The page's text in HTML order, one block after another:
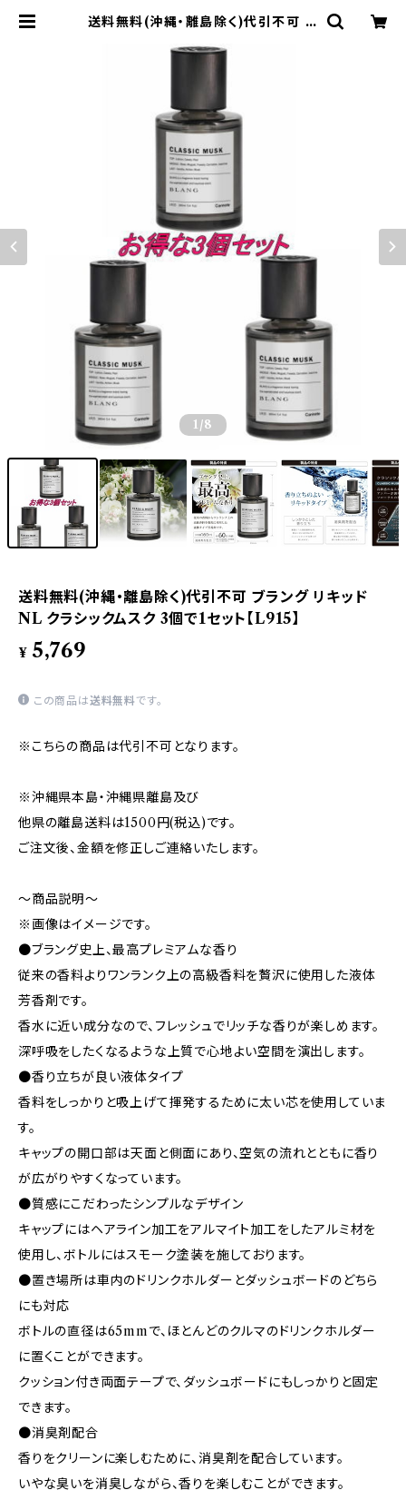
送料無料(沖縄・離島除く)代引不可 ブ
3個で1セット【L915】 | 東栄産業株式
1 /8
送料無料(沖縄・離島除く)代引不可 ブラング リキッド
NL クラシックムスク 3個で1セット【L915】
¥ 5,769
この商品は送料無料です。
※こちらの商品は代引不可となります。
※沖縄県本島・沖縄県離島及び
他県の離島送料は1500円(税込)です。
ご注文後、金額を修正しご連絡いたします。
～商品説明～
※画像はイメージです。
●ブラング史上、最高プレミアムな香り
従来の香料よりワンランク上の高級香料を贅沢に使用した液体
芳香剤です。
香水に近い成分なので、フレッシュでリッチな香りが楽しめます。
深呼吸をしたくなるような上質で心地よい空間を演出します。
●香り立ちが良い液体タイプ
香料をしっかりと吸上げて揮発するために太い芯を使用していま
す。
キャップの開口部は天面と側面にあり、空気の流れとともに香り
が広がりやすくなっています。
●質感にこだわったシンプルなデザイン
キャップにはヘアライン加工をアルマイト加工をしたアルミ材を
使用し、ボトルにはスモーク塗装を施しております。
●置き場所は車内のドリンクホルダーとダッシュボードのどちら
にも対応
ボトルの直径は65mmで、ほとんどのクルマのドリンクホルダー
に置くことができます。
クッション付き両面テープで、ダッシュボードにもしっかりと固定
できます。
●消臭剤配合
香りをクリーンに楽しむために、消臭剤を配合しています。
いやな臭いを消臭しながら、香りを楽しむことができます。